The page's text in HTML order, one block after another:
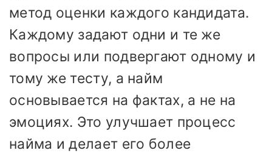
метод оценки каждого кандидата.
Каждому задают одни и те же
вопросы или подвергают одному и
тому же тесту, а найм
основывается на фактах, а не на
эмоциях. Это улучшает процесс
найма и делает его более